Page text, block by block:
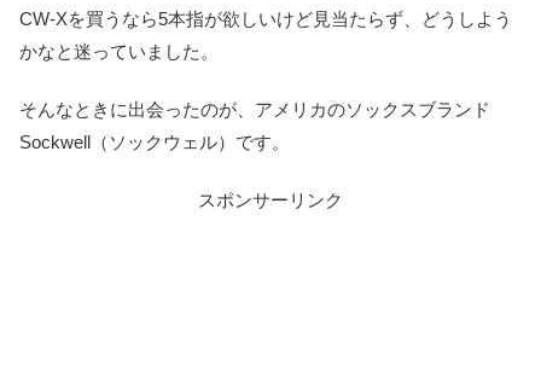
CW-Xを買うなら5本指が欲しいけど見当たらず、どうしよう
かなと迷っていました。
そんなときに出会ったのが、アメリカのソックスブランド
Sockwell（ソックウェル）です。
スポンサーリンク